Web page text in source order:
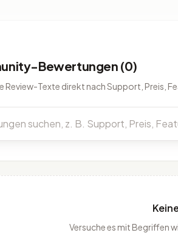
Bewertungen (0)
Review-Texte direkt nach Support, Preis,
Versuche es mit Begriffen